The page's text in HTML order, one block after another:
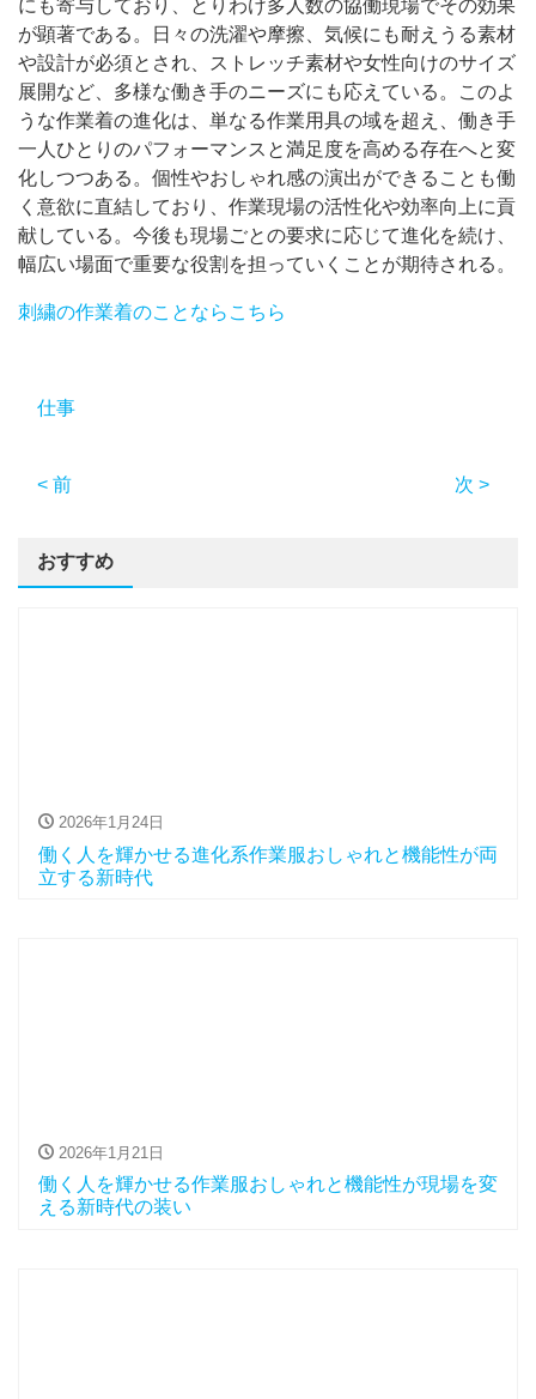
にも寄与しており、とりわけ多人数の協働現場でその効果
が顕著である。日々の洗濯や摩擦、気候にも耐えうる素材
や設計が必須とされ、ストレッチ素材や女性向けのサイズ
展開など、多様な働き手のニーズにも応えている。このよ
うな作業着の進化は、単なる作業用具の域を超え、働き手
一人ひとりのパフォーマンスと満足度を高める存在へと変
化しつつある。個性やおしゃれ感の演出ができることも働
く意欲に直結しており、作業現場の活性化や効率向上に貢
献している。今後も現場ごとの要求に応じて進化を続け、
幅広い場面で重要な役割を担っていくことが期待される。
刺繍の作業着のことならこちら
仕事
< 前 次 >
おすすめ
2026年1月24日
働く人を輝かせる進化系作業服おしゃれと機能性が両
立する新時代
2026年1月21日
働く人を輝かせる作業服おしゃれと機能性が現場を変
える新時代の装い